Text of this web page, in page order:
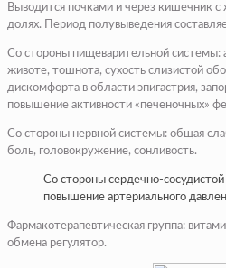
Выводится почками и через кишечник
долях. Период полувыведения
Со стороны пищеварительной системы:
животе, тошнота, сухость слизистой
дискомфорта в области эпигастрия,
повышение активности «печеночных»
Со стороны нервной системы: общая
боль, головокружение, сонливость.
Со стороны сердечно-
повышение артериального
Фармакотерапевтическая группа:
обмена регулятор.